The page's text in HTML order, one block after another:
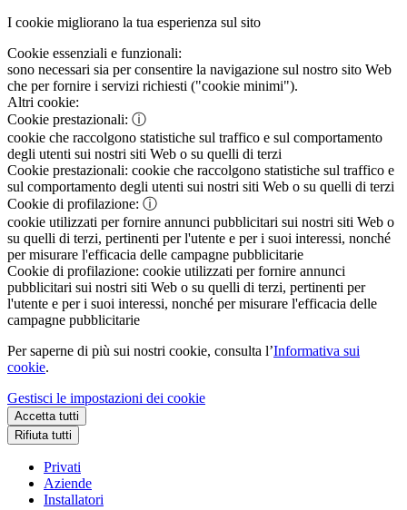
I cookie migliorano la tua esperienza sul sito
Cookie essenziali e funzionali:
sono necessari sia per consentire la navigazione sul nostro sito Web
che per fornire i servizi richiesti ("cookie minimi").
Altri cookie:
Cookie prestazionali: ⓘ
cookie che raccolgono statistiche sul traffico e sul comportamento
degli utenti sui nostri siti Web o su quelli di terzi
Cookie prestazionali: cookie che raccolgono statistiche sul traffico e
sul comportamento degli utenti sui nostri siti Web o su quelli di terzi
Cookie di profilazione: ⓘ
cookie utilizzati per fornire annunci pubblicitari sui nostri siti Web o
su quelli di terzi, pertinenti per l'utente e per i suoi interessi, nonché
per misurare l'efficacia delle campagne pubblicitarie
Cookie di profilazione: cookie utilizzati per fornire annunci
pubblicitari sui nostri siti Web o su quelli di terzi, pertinenti per
l'utente e per i suoi interessi, nonché per misurare l'efficacia delle
campagne pubblicitarie
Per saperne di più sui nostri cookie, consulta l’Informativa sui
cookie.
Gestisci le impostazioni dei cookie
Accetta tutti
Rifiuta tutti
Privati
Aziende
Installatori